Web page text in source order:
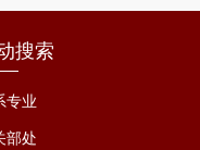
内容重点包括：一是学
的法律，阐...
搜索
专业
部处